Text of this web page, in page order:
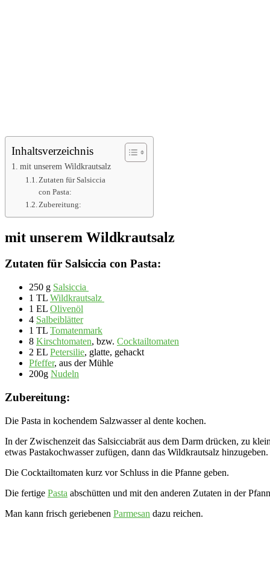
Inhaltsverzeichnis
mit unserem Wildkrautsalz
Zutaten für Salsiccia
con Pasta:
Zubereitung:
mit unserem Wildkrautsalz
Zutaten für Salsiccia con Pasta:
250 g Salsiccia
1 TL Wildkrautsalz
1 EL Olivenöl
4 Salbeiblätter
1 TL Tomatenmark
8 Kirschtomaten, bzw. Cocktailtomaten
2 EL Petersilie, glatte, gehackt
Pfeffer, aus der Mühle
200g Nudeln
Zubereitung:
Die Pasta in kochendem Salzwasser al dente kochen.
In der Zwischenzeit das Salsicciabrät aus dem Darm drücken, zu
etwas Pastakochwasser zufügen, dann das Wildkrautsalz hinzugeben.
Die Cocktailtomaten kurz vor Schluss in die Pfanne geben.
Die fertige Pasta abschütten und mit den anderen Zutaten in der
Man kann frisch geriebenen Parmesan dazu reichen.